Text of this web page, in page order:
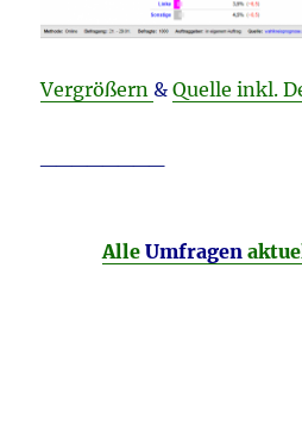
Vergrößern &Quelle inkl.
Alle Umfragen